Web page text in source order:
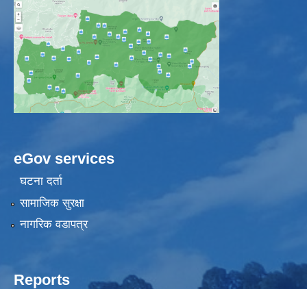
eGov services
घटना दर्ता
सामाजिक सुरक्षा
नागरिक वडापत्र
Reports